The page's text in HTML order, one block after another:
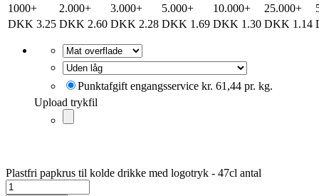
1000+
2.000+ 3.000+ 5.000+ 10.000+ 25.000+
DKK 3.25 DKK 2.60 DKK 2.28 DKK 1.69 DKK 1.30 DKK 1.14
Punktafgift engangsservice kr. 61,44 pr. kg.
Upload trykfil
Plastfri papkrus til kolde drikke med logotryk - 47cl antal